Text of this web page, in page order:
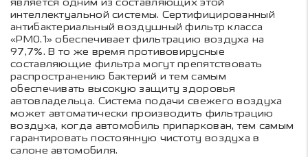
интеллектуальной системы. Сертифицированный
антибактериальный воздушный фильтр класса
«PM0.1» обеспечивает фильтрацию воздуха на
97,7%. В то же время противовирусные
составляющие фильтра могут препятствовать
распространению бактерий и тем самым
обеспечивать высокую защиту здоровья
автовладельца. Система подачи свежего воздуха
может автоматически производить фильтрацию
воздуха, когда автомобиль припаркован, тем самым
гарантировать постоянную чистоту воздуха в
салоне автомобиля.